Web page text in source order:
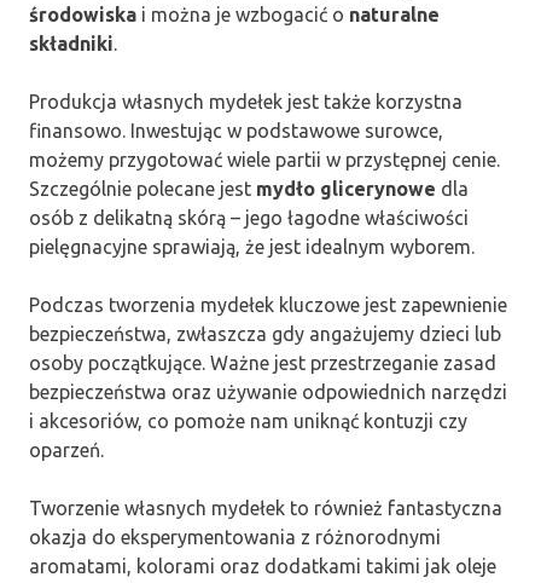
środowiska i można je wzbogacić o naturalne
składniki.
Produkcja własnych mydełek jest także korzystna
finansowo. Inwestując w podstawowe surowce,
możemy przygotować wiele partii w przystępnej cenie.
Szczególnie polecane jest mydło glicerynowe dla
osób z delikatną skórą – jego łagodne właściwości
pielęgnacyjne sprawiają, że jest idealnym wyborem.
Podczas tworzenia mydełek kluczowe jest zapewnienie
bezpieczeństwa, zwłaszcza gdy angażujemy dzieci lub
osoby początkujące. Ważne jest przestrzeganie zasad
bezpieczeństwa oraz używanie odpowiednich narzędzi
i akcesoriów, co pomoże nam uniknąć kontuzji czy
oparzeń.
Tworzenie własnych mydełek to również fantastyczna
okazja do eksperymentowania z różnorodnymi
aromatami, kolorami oraz dodatkami takimi jak oleje